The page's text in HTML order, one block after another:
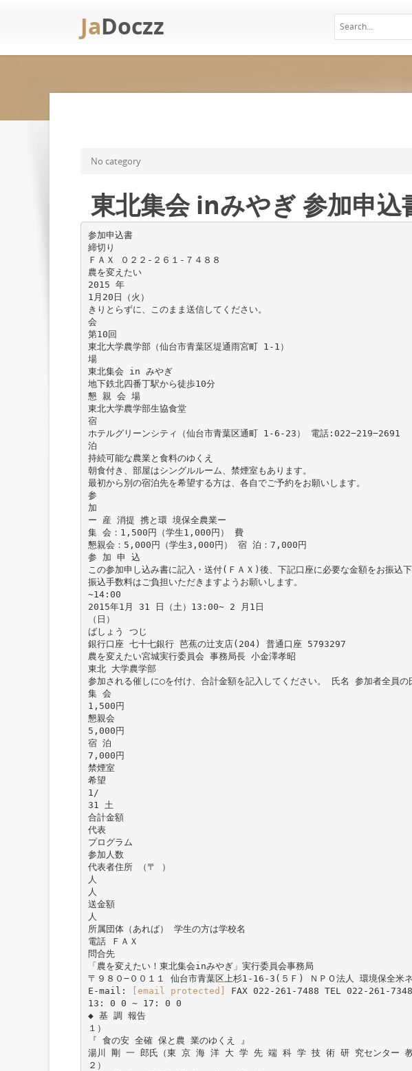
JaDoczz
No category
東北集会 inみやぎ 参加申込
参加申込書
締切り
ＦＡＸ ０２２-２６１-７４８８
農を変えたい
2015 年
1月20日（火）
きりとらずに、このまま送信してください。
会
第10回
東北大学農学部（仙台市青葉区堤通雨宮町 1-1）
場
東北集会 in みやぎ
地下鉄北四番丁駅から徒歩10分
懇 親 会 場
東北大学農学部生協食堂
宿
ホテルグリーンシティ（仙台市青葉区通町 1-6-23） 電話:022−219−2691
泊
持続可能な農業と食料のゆくえ
朝食付き、部屋はシングルルーム、禁煙室もあります。
最初から別の宿泊先を希望する方は、各自でご予約をお願いします。
参
加
ー 産 消提 携と環 境保全農業ー
集 会：1,500円（学生1,000円） 費
懇親会：5,000円（学生3,000円） 宿 泊：7,000円
参 加 申 込
この参加申し込み書に記入・送付(ＦＡＸ)後、下記口座に必要な金額をお振込下
振込手数料はご負担いただきますようお願いします。
∼14:00
2015年1月 31 日（土）13:00∼ 2 月1日
（日）
ばしょう つじ
銀行口座 七十七銀行 芭蕉の辻支店(204) 普通口座 5793297
農を変えたい宮城実行委員会 事務局長 小金澤孝昭
東北 大学農学部
参加される催しに○を付け、合計金額を記入してください。 氏名 参加者全員の
集 会
1,500円
懇親会
5,000円
宿 泊
7,000円
禁煙室
希望
1/
31 土
合計金額
代表
プログラム
参加人数
代表者住所 （〒 ）
人
人
送金額
人
所属団体（あれば） 学生の方は学校名
電話 ＦＡＸ
問合先
「農を変えたい！東北集会inみやぎ」実行委員会事務局
〒９８０−００１１ 仙台市青葉区上杉1-16-3(５Ｆ) ＮＰＯ法人 環境保全米ネ
E-mail:
[email protected]
FAX 022-261-7488 TEL 022-261-
13: 0 0 ∼ 17: 0 0
◆ 基 調 報告
１）
『 食の安 全確 保と農 業のゆくえ 』
湯川 剛 一 郎氏（東 京 海 洋 大 学 先 端 科 学 技 術 研 究センター 教
２）